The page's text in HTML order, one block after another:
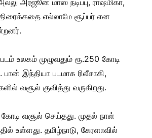
திரைக்கதை எல்லாமே சூப்பர் என
உலகம் முழுவதும் ரூ.250 கோடி
பான் இந்தியா படமாக ரிலீசாகி,
வசூல் குவித்து வருகிறது.
கோடி வசூல் செய்தது. முதல் நாள்
உள்ளது. தமிழ்நாடு, கேரளாவில்